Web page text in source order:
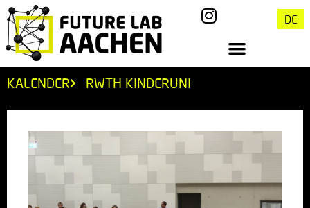
DE
KALENDER RWTH KINDERUNI